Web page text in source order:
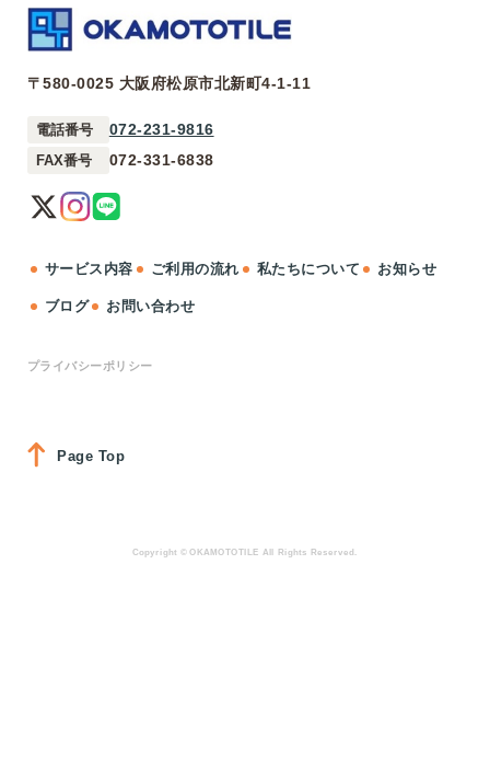
〒580-0025 大阪府松原市北新町4-1-11
電話番号 072-231-9816
FAX番号 072-331-6838
サービス内容 ご利用の流れ 私たちについて お知らせ
ブログ お問い合わせ
プライバシーポリシー
Page Top
Copyright © OKAMOTOTILE All Rights Reserved.